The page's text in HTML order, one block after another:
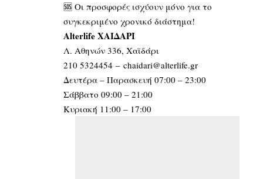
🆘 Οι προσφορές ισχύουν μόνο για το
συγκεκριμένο χρονικό διάστημα!
Alterlife ΧΑΙΔΑΡΙ
Λ. Αθηνών 336, Χαϊδάρι
210 5324454 – chaidari@alterlife.gr
Δευτέρα – Παρασκευή 07:00 – 23:00
Σάββατο 09:00 – 21:00
Κυριακή 11:00 – 17:00